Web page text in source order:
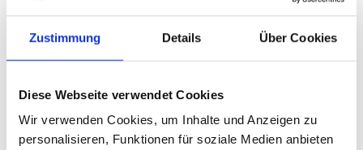
Zustimmung Details Über Cookies
Diese Webseite verwendet Cookies
Wir verwenden Cookies, um Inhalte und Anzeigen zu
personalisieren, Funktionen für soziale Medien anbieten
+49 6841 16-31077